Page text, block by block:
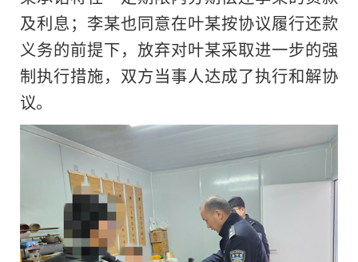
及利息；李某也同意在叶某按协议履行还款
义务的前提下，放弃对叶某采取进一步的强
制执行措施，双方当事人达成了执行和解协
议。